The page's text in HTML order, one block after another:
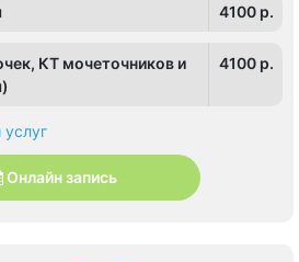
4100 p.
КТ мочеточников и
4100 p.
Онлайн запись